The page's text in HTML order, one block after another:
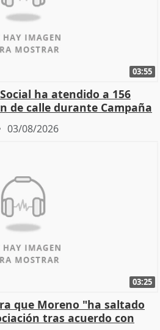
03:55
ha atendido a 156
de calle durante Campaña
03/08/2026
03:25
que Moreno "ha saltado
tras acuerdo con